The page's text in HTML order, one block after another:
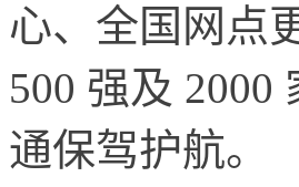
心、全国网点
500 强及
通保驾护航。